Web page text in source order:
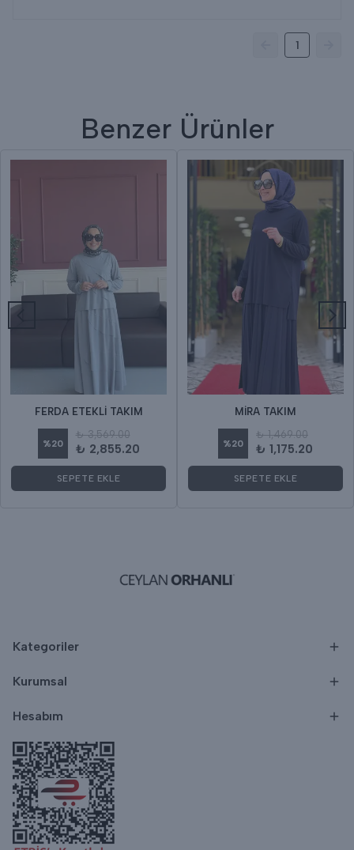
1
Benzer Ürünler
FERDA ETEKLİ TAKIM
%20
₺ 3,569.00
₺ 2,855.20
SEPETE EKLE
MİRA TAKIM
%20
₺ 1,469.00
₺ 1,175.20
SEPETE EKLE
Kategoriler
Kurumsal
Hesabım